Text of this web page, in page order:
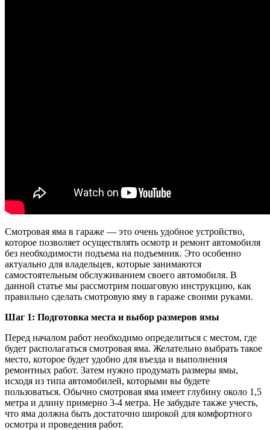
Смотровая яма в гараже — это очень удобное устройство,
которое позволяет осуществлять осмотр и ремонт автомобиля
без необходимости подъема на подъемник. Это особенно
актуально для владельцев, которые занимаются
самостоятельным обслуживанием своего автомобиля. В
данной статье мы рассмотрим пошаговую инструкцию, как
правильно сделать смотровую яму в гараже своими руками.
Шаг 1: Подготовка места и выбор размеров ямы
Перед началом работ необходимо определиться с местом, где
будет располагаться смотровая яма. Желательно выбрать такое
место, которое будет удобно для въезда и выполнения
ремонтных работ. Затем нужно продумать размеры ямы,
исходя из типа автомобилей, которыми вы будете
пользоваться. Обычно смотровая яма имеет глубину около 1,5
метра и длину примерно 3-4 метра. Не забудьте также учесть,
что яма должна быть достаточно широкой для комфортного
осмотра и проведения работ.